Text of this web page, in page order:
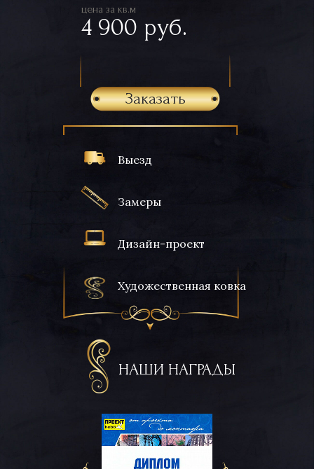
Выезд
Замеры
Дизайн-проект
Художественная ковка
НАШИ НАГРАДЫ
цена за кв.м
4 900 руб.
Заказать